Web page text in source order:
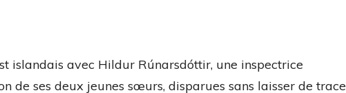
islandais avec Hildur Rúnarsdóttir, une inspectrice
de ses deux jeunes sœurs, disparues sans laisser de trace